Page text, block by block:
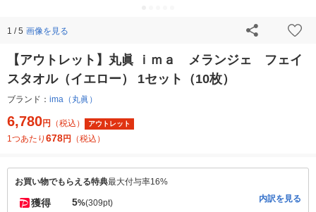
1 / 5 画像を見る
【アウトレット】丸眞 ｉｍａ メランジェ フェイ
スタオル（イエロー） 1セット（10枚）
ブランド： ima（丸眞）
6,780円 （税込） アウトレット
1つあたり 678円 （税込）
お買い物でもらえる特典最大付与率16%
獲得 5%(309pt) 内訳を見る